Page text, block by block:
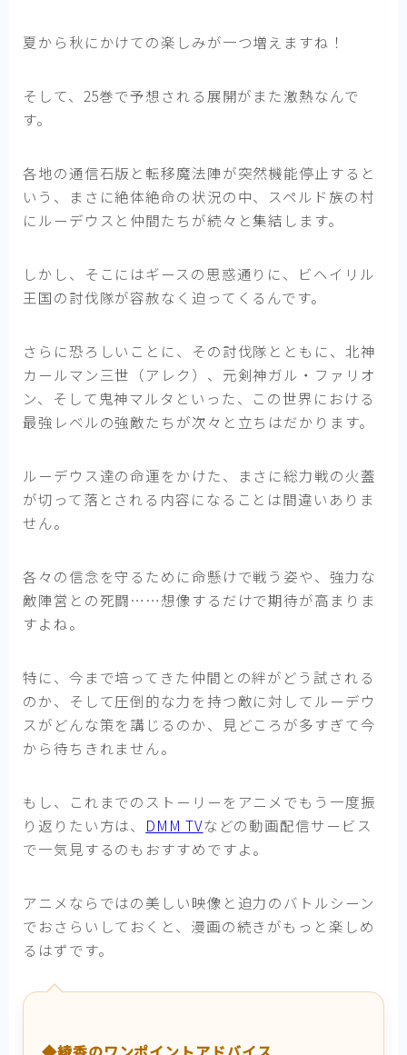
夏から秋にかけての楽しみが一つ増えますね！
そして、25巻で予想される展開がまた激熱なんで
す。
各地の通信石版と転移魔法陣が突然機能停止すると
いう、まさに絶体絶命の状況の中、スペルド族の村
にルーデウスと仲間たちが続々と集結します。
しかし、そこにはギースの思惑通りに、ビヘイリル
王国の討伐隊が容赦なく迫ってくるんです。
さらに恐ろしいことに、その討伐隊とともに、北神
カールマン三世（アレク）、元剣神ガル・ファリオ
ン、そして鬼神マルタといった、この世界における
最強レベルの強敵たちが次々と立ちはだかります。
ルーデウス達の命運をかけた、まさに総力戦の火蓋
が切って落とされる内容になることは間違いありま
せん。
各々の信念を守るために命懸けで戦う姿や、強力な
敵陣営との死闘……想像するだけで期待が高まりま
すよね。
特に、今まで培ってきた仲間との絆がどう試される
のか、そして圧倒的な力を持つ敵に対してルーデウ
スがどんな策を講じるのか、見どころが多すぎて今
から待ちきれません。
もし、これまでのストーリーをアニメでもう一度振
り返りたい方は、 DMM TVなどの動画配信サービス
で一気見するのもおすすめですよ。
アニメならではの美しい映像と迫力のバトルシーン
でおさらいしておくと、漫画の続きがもっと楽しめ
るはずです。